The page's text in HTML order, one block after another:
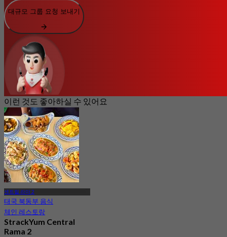
대규모 그룹 요청 보내기
이런 것도 좋아하실 수 있어요
센트럴 라마 2
태국 북동부 음식
체인 레스토랑
StrackYum Central
Rama 2